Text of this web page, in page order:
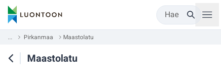
Hae
... Pirkanmaa Maastolatu
Maastolatu